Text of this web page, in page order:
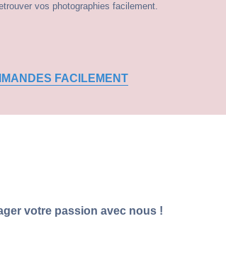
vos photographies facilement.
FACILEMENT
votre passion avec nous !